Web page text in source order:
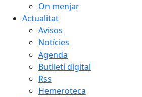
On menjar
Actualitat
Avisos
Notícies
Agenda
Butlletí digital
Rss
Hemeroteca